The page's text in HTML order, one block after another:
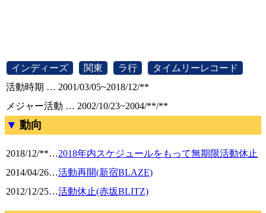
インディーズ 関東 ラ行 タイムリーレコード
活動時期 … 2001/03/05~2018/12/**
メジャー活動 … 2002/10/23~2004/**/**
動向
2018/12/**…2018年内スケジュールをもって無期限活動休止
2014/04/26…活動再開(新宿BLAZE)
2012/12/25…活動休止(赤坂BLITZ)